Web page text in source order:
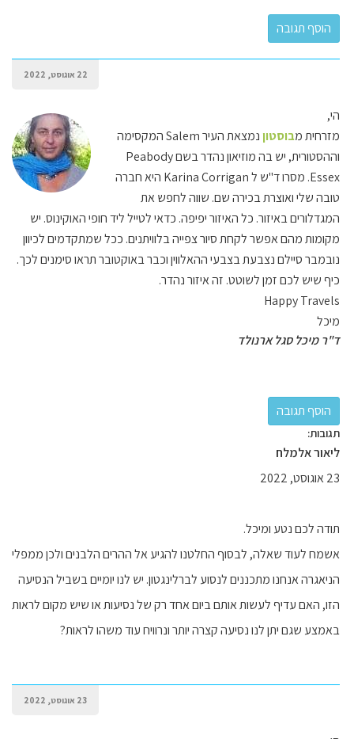
22 אוגוסט, 2022
הי,
מזרחית מבוסטון
נמצאת העיר Salem המקסימה
וההסטורית, יש בה מוזיאון נהדר בשם Peabody
Essex. מסרו ד"ש ל Karina Corrigan היא חברה
טובה שלי ואוצרת בכירה שם. שווה לחפש את
המגדלורים באיזור. כל האיזור יפיפה. כדאי לטייל ליד חופי האוקינוס. יש
מקומות מהם אפשר לקחת סיור צפייה בלוויתנים. ככל שמתקדמים לכיוון
נובמבר סיילם נצבעת בצבעי ההאלווין וכבר באוקטובר תראו סימנים לכך.
כיף שיש לכם זמן לשוטט. זה איזור נהדר.
Happy Travels
מיכל
ד"ר מיכל סגל ארנולד
תגובות:
ליאור אלמלח
23 אוגוסט, 2022
תודה לכם נטע ומיכל.
אשמח לעוד שאלה, לבסוף החלטנו להגיע אל ההרים הלבנים ולכן ממפלי
הניאגרה אנחנו מתכננים לנסוע לברלינגטון. יש לנו יומיים בשביל הנסיעה
הזו, האם עדיף לעשות אותם ביום אחד רק של נסיעות או שיש מקום לראות
באמצע שגם יתן לנו נסיעה קצרה יותר ונרוויח עוד משהו לראות?
23 אוגוסט, 2022